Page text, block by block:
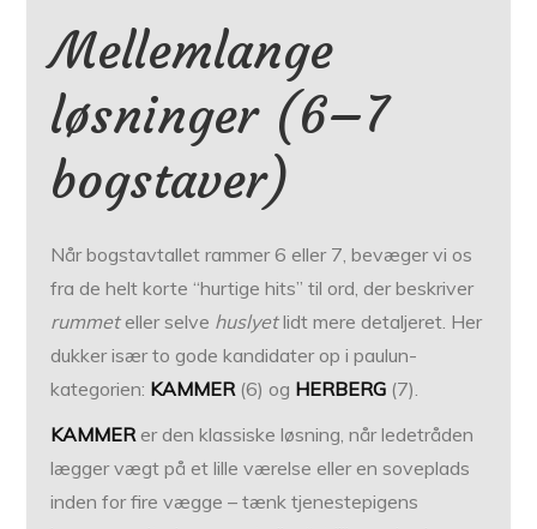
Mellemlange
løsninger (6–7
bogstaver)
Når bogstavtallet rammer 6 eller 7, bevæger vi os
fra de helt korte “hurtige hits” til ord, der beskriver
rummeteller selve huslyetlidt mere detaljeret. Her
dukker især to gode kandidater op i paulun-
kategorien: KAMMER (6) og HERBERG (7).
KAMMER er den klassiske løsning, når ledetråden
lægger vægt på et lille værelse eller en soveplads
inden for fire vægge – tænk tjenestepigens